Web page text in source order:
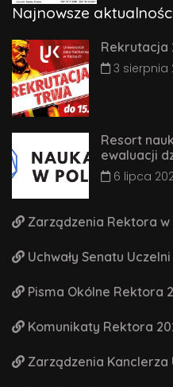
Najnowsze
Rekrutacja
3 sierpnia
Resort
ewaluacji
6 lipca
Zarządzenia Rektora w
Uchwały Senatu
Pisma Okólne Rektora
Komunikaty Rektora
Zarządzenia Kanclerza